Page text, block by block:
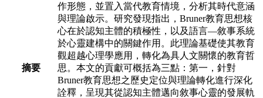
摘要
作形態，並置 入當代教育情境，分析其時代意涵
與理論啟示。研究發現指出，Bruner教育思想核
心在於認知主體的積極性，以及語言—敘事系統
於心靈建構中的關鍵作用。此理論基礎使其教育
觀超越心理學應用，轉化為具人文關懷的教育哲
思。本文的貢獻可概括為三點：第一，針對
Bruner教育思想之歷史定位與理論轉化進行深化
詮釋，呈現其從認知主體邁向敘事心靈的發展軌